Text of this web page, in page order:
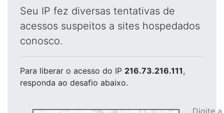
Seu IP fez diversas tentativas de
acessos suspeitos a sites hospedados
conosco.
Para liberar o acesso do IP 216.73.216.111,
responda ao desafio abaixo.
Digite